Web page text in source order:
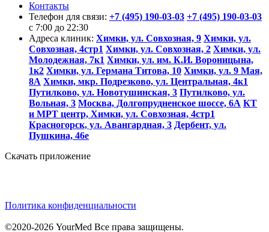
Контакты
Телефон для связи: +7 (495) 190-03-03 +7 (495) 190-03-03
c 7:00 до 22:30
Адреса клиник: Химки, ул. Совхозная, 9 Химки, ул.
Совхозная, 4стр1 Химки, ул. Совхозная, 2 Химки, ул.
Молодежная, 7к1 Химки, ул. им. К.И. Вороницына,
1к2 Химки, ул. Германа Титова, 10 Химки, ул. 9 Мая,
8А Химки, мкр. Подрезково, ул. Центральная, 4к1
Путилково, ул. Новотушинская, 3 Путилково, ул.
Вольная, 3 Москва, Долгопрудненское шоссе, 6А КТ
и МРТ центр, Химки, ул. Совхозная, 4стр1
Красногорск, ул. Авангардная, 3 Дербент, ул.
Пушкина, 46е
Скачать приложение
Политика конфиденциальности
©2020-2026 YourMed Все права защищены.